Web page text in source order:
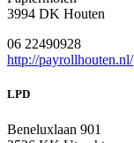
3994 DK Houten
06 22490928
http://payrollhouten.nl/
LPD
Beneluxlaan 901